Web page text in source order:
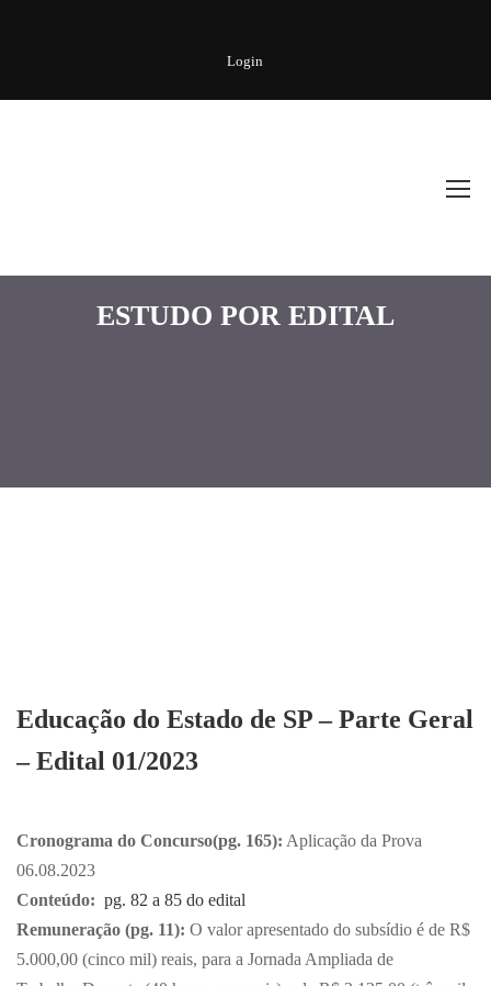
Login
ESTUDO POR EDITAL
Educação do Estado de SP – Parte Geral
– Edital 01/2023
Cronograma do Concurso(pg. 165): Aplicação da Prova
06.08.2023
Conteúdo: pg. 82 a 85 do edital
Remuneração (pg. 11): O valor apresentado do subsídio é de R$
5.000,00 (cinco mil) reais, para a Jornada Ampliada de